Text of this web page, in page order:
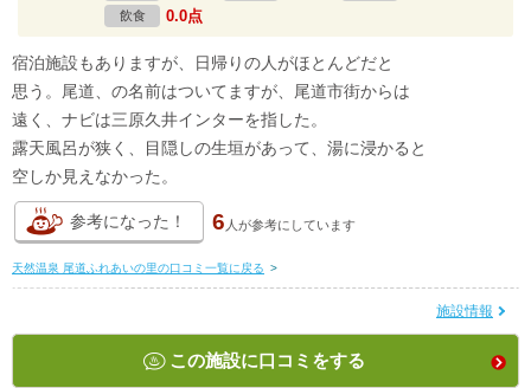
飲食 0.0点
宿泊施設もありますが、日帰りの人がほとんどだと
思う。尾道、の名前はついてますが、尾道市街からは
遠く、ナビは三原久井インターを指した。
露天風呂が狭く、目隠しの生垣があって、湯に浸かると
空しか見えなかった。
参考になった！ 6 人が参考にしています
天然温泉 尾道ふれあいの里の口コミ一覧に戻る >
施設情報
この施設に口コミをする